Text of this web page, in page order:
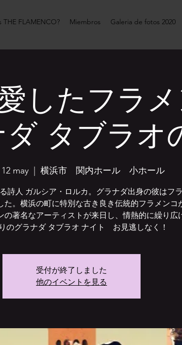
THE FLAMENCO? Miembros Galeria de fotos 2020
したフラ
ダ タブラオ
may 横浜市 関内ホール 小ホール
詩人 ガルシア・ロルカ。グラナダ出身の彼はフ
た。横浜の町に特別な古き良き伝統的フラメンコ
の著名なアーティストが来日し、情熱的に繰り広
のグラナダ タブラオ ナイト お見逃しなく！
受付が終了しました
他のイベントを見る